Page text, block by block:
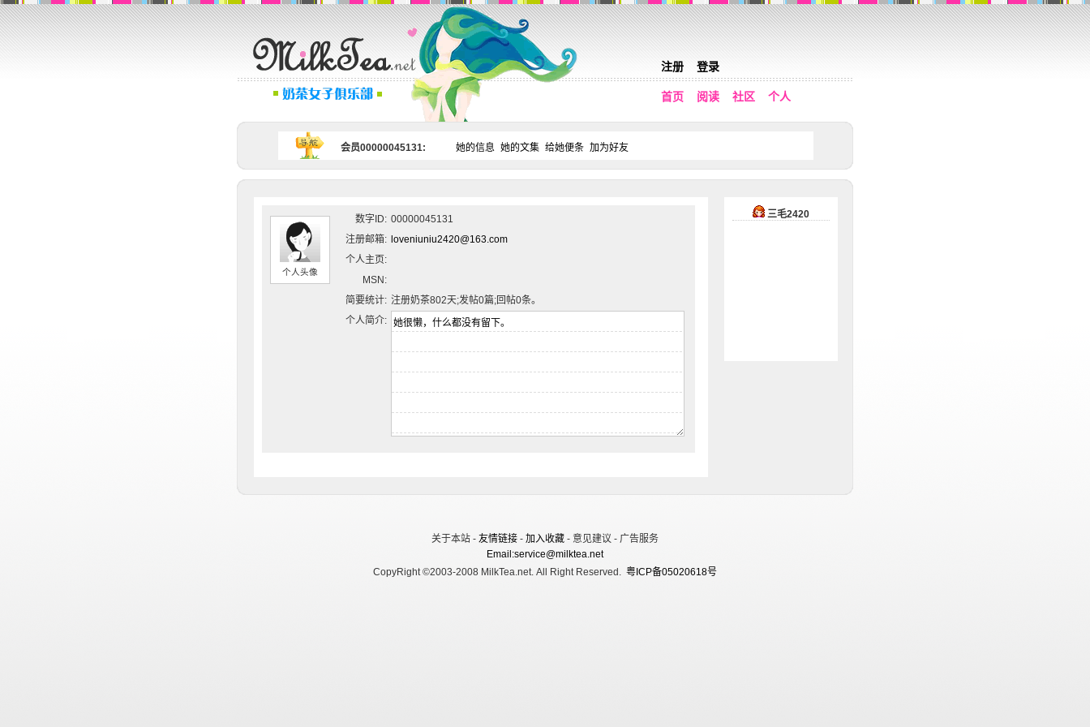
注册 登录
首页 阅读 社区 个人
会员00000045131: 她的信息 她的文集 给她便条 加为好友
个人头像
数字ID: 00000045131
注册邮箱: loveniuniu2420@163.com
个人主页:
MSN:
简要统计: 注册奶茶802天;发帖0篇;回帖0条。
个人简介:
三毛2420
关于本站 - 友情链接 - 加入收藏 - 意见建议 - 广告服务
Email:service@milktea.net
CopyRight ©2003-2008 MilkTea.net. All Right Reserved. 粤ICP备05020618号